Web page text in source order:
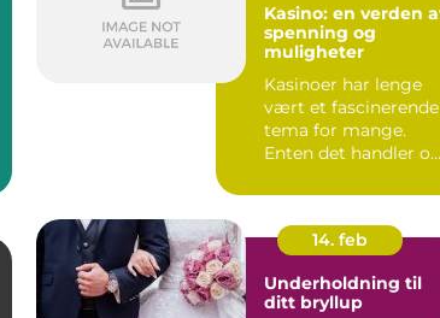
Kasino: en verden
spenning og
muligheter
Kasinoer har lenge
vært et fascinerende
tema for mange.
Enten det handler om
14. feb
Underholdning til
ditt bryllup